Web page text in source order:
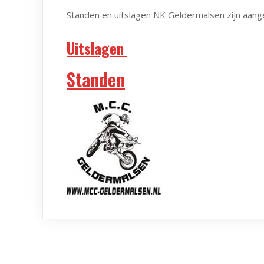
Standen en uitslagen NK Geldermalsen zijn
Uitslagen
Standen